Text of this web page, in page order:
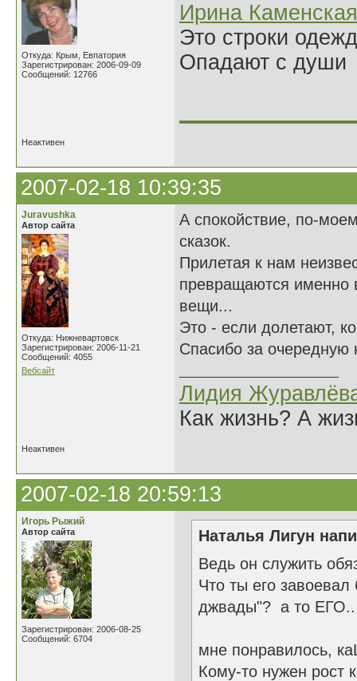
Откуда: Крым, Евпатория
Зарегистрирован: 2006-09-09
Сообщений: 12766
Ирина Каменская
Это строки
Опадают с души
Неактивен
2007-02-18 10:39:35
Juravushka
Автор сайта
Откуда: Нижневартовск
Зарегистрирован: 2006-11-21
Сообщений: 4055
Вебсайт
А спокойствие, по-
сказок.
Прилетая к нам
превращаются именно
вещи...
Это - если долетают,
Спасибо за очередную
Лидия
Как жизнь? А
Неактивен
2007-02-18 20:59:13
Игорь Рыжий
Автор сайта
Зарегистрирован: 2006-08-25
Сообщений: 6704
Наталья Лигун
Ведь он служить
Что ты его
джвады"? а то
мне понравилось,
Кому-то нужен рост